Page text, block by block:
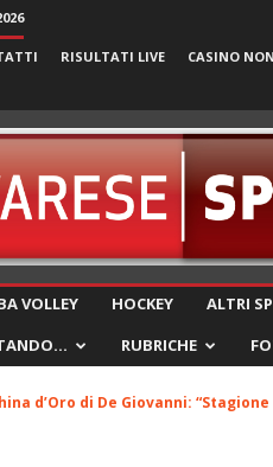
RISULTATI LIVE CASINO
VOLLEY HOCKEY ALTRI
RUBRICHE
d’Oro di De Giovanni: